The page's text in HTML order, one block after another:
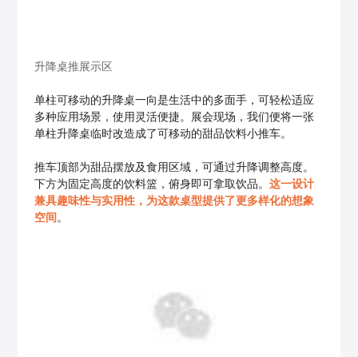
升降桌推展示区
单柱可移动的升降桌一向是生活中的多面手，可轻松适应
多种应用场景，使用灵活便捷。展会现场，我们便将一张
单柱升降桌临时改造成了可移动的甜品饮料小推车。
推车顶部为甜品摆放及食用区域，可通过升降调整高度。
下方为固定高度的饮料篮，俯身即可拿取饮品。 这一设计
兼具趣味性与实用性，为这款桌型提供了更多样化的想象
空间 。